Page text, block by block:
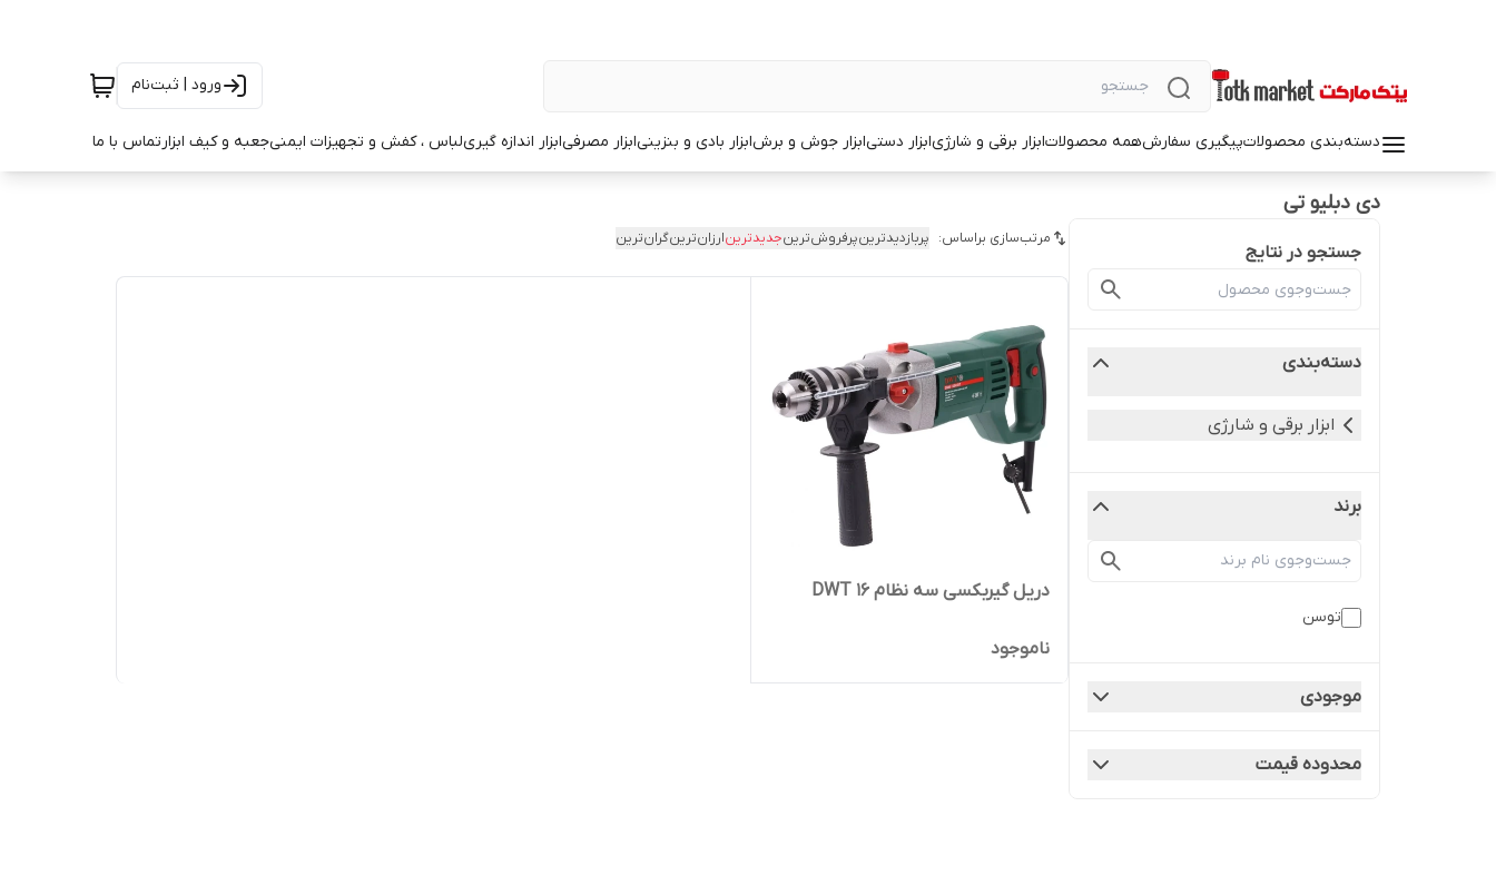
ورود | ثبت‌نام
دسته‌بندی محصولاتپیگیری سفارشهمه محصولاتابزار برقی و شارژیابزار دستیابزار جوش و برشابزار بادی و بنزینیابزار مصرفیابزار اندازه گیریلباس ، کفش و تجهیزات ایمنیجعبه و کیف ابزارتماس با ما
دی دبلیو تی
جستجو در نتایج
دسته‌بندی
ابزار برقی و شارژی
برند
توسن
موجودی
محدوده قیمت
مرتب‌سازی براساس: پربازدیدترینپرفروش‌ترینجدیدترینارزان‌ترینگران‌ترین
دریل گیربکسی سه نظام ۱۶ DWT
ناموجود